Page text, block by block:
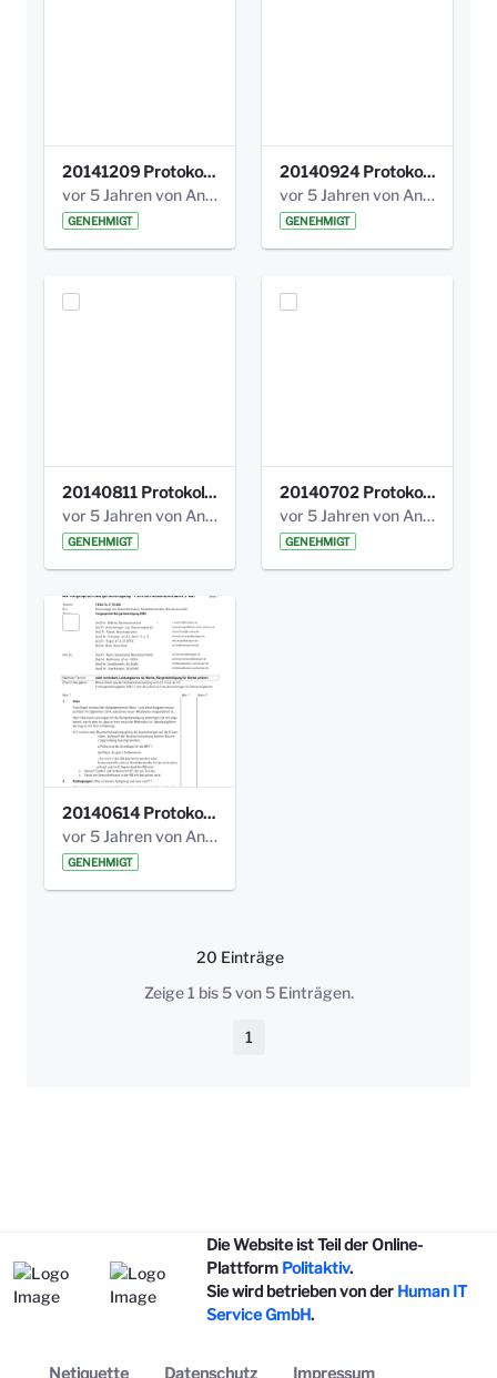
20141209 Protokoll Park am Gesundheitsamt 04.pdf
vor 5 Jahren von Anni Schlumberger
GENEHMIGT
20140924 Protokoll Park am Gesundheitsamt 03.pdf
vor 5 Jahren von Anni Schlumberger
GENEHMIGT
20140811 Protokoll Park am Gesundheitsamt 02.pdf
vor 5 Jahren von Anni Schlumberger
GENEHMIGT
20140702 Protokoll Park am Gesundheitsam 01.pdf
vor 5 Jahren von Anni Schlumberger
GENEHMIGT
20140614 Protokoll Park Am Gesundheitsamt 00.pdf
vor 5 Jahren von Anni Schlumberger
GENEHMIGT
20 Einträge
Pro Seite
Zeige 1 bis 5 von 5 Einträgen.
Seite
1
Die Website ist Teil der Online-
Plattform Politaktiv.
Sie wird betrieben von der Human IT
Service GmbH.
Netiquette Datenschutz Impressum